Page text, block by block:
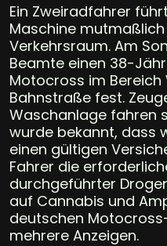
Ein Zweiradfahrer
Maschine
Verkehrsraum. Am
Beamte einen 38-
Motocross im
Bahnstraße fest.
Waschanlage fahren
wurde bekannt, dass
einen gültigen
Fahrer die
durchgeführter
auf Cannabis und
deutschen
mehrere Anzeigen.